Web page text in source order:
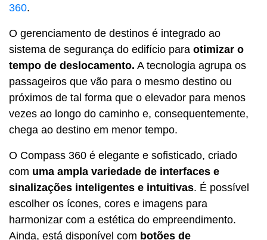
360.
O gerenciamento de destinos é integrado ao
sistema de segurança do edifício para otimizar o
tempo de deslocamento. A tecnologia agrupa os
passageiros que vão para o mesmo destino ou
próximos de tal forma que o elevador para menos
vezes ao longo do caminho e, consequentemente,
chega ao destino em menor tempo.
O Compass 360 é elegante e sofisticado, criado
com uma ampla variedade de interfaces e
sinalizações inteligentes e intuitivas. É possível
escolher os ícones, cores e imagens para
harmonizar com a estética do empreendimento.
Ainda, está disponível com botões de